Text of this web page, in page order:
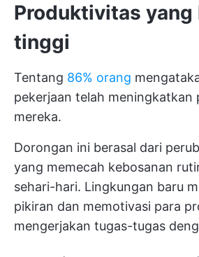
Produktivitas yang
tinggi
Tentang 86% orang
pekerjaan telah meningkatkan
mereka.
Dorongan ini berasal dari
yang memecah kebosanan
sehari-hari. Lingkungan baru
pikiran dan memotivasi para
mengerjakan tugas-tugas